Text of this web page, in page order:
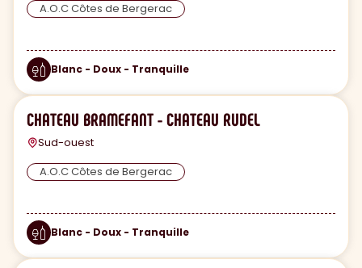
A.O.C Côtes de Bergerac
Blanc - Doux - Tranquille
CHATEAU BRAMEFANT - CHATEAU RUDEL
Sud-ouest
A.O.C Côtes de Bergerac
Blanc - Doux - Tranquille